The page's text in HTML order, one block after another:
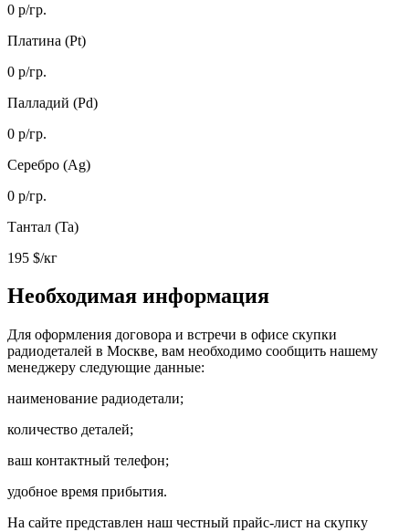
0 р/гр.
Платина (Pt)
0 р/гр.
Палладий (Pd)
0 р/гр.
Серебро (Ag)
0 р/гр.
Тантал (Ta)
195 $/кг
Необходимая информация
Для оформления договора и встречи в офисе скупки
радиодеталей в Москве, вам необходимо сообщить нашему
менеджеру следующие данные:
наименование радиодетали;
количество деталей;
ваш контактный телефон;
удобное время прибытия.
На сайте представлен наш честный прайс-лист на скупку